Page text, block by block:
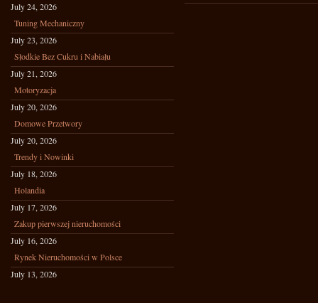
July 24, 2026
Tuning Mechaniczny
July 23, 2026
Słodkie Bez Cukru i Nabiału
July 21, 2026
Motoryzacja
July 20, 2026
Domowe Przetwory
July 20, 2026
Trendy i Nowinki
July 18, 2026
Holandia
July 17, 2026
Zakup pierwszej nieruchomości
July 16, 2026
Rynek Nieruchomości w Polsce
July 13, 2026